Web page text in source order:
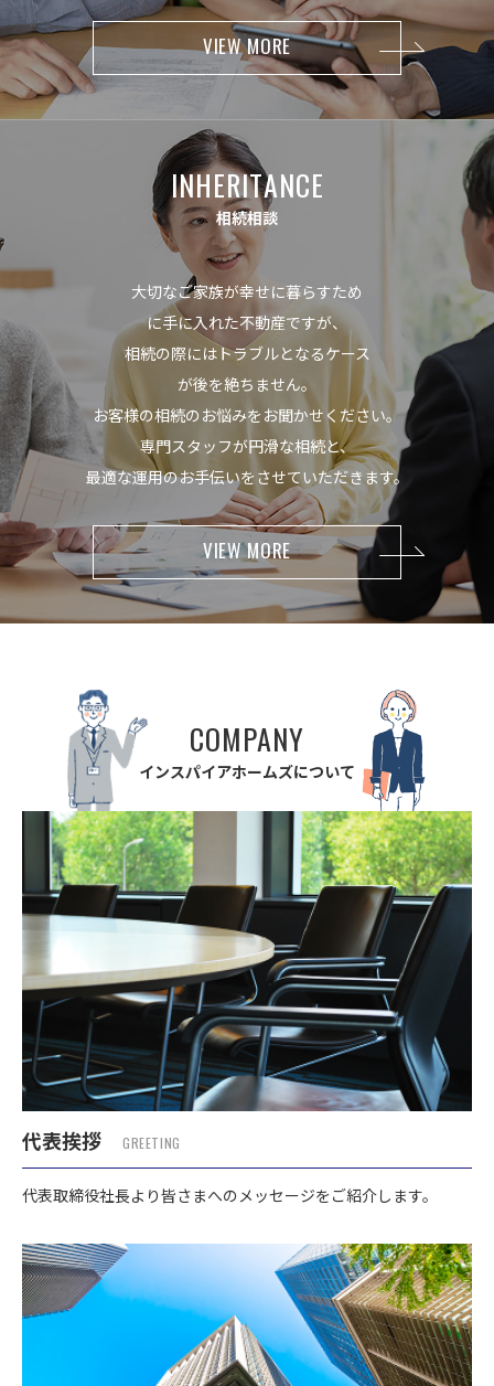
VIEW MORE
INHERITANCE
相続相談
大切なご家族が幸せに暮らすため
に手に入れた不動産ですが、
相続の際にはトラブルとなるケース
が後を絶ちません。
お客様の相続のお悩みをお聞かせください。
専門スタッフが円滑な相続と、
最適な運用のお手伝いをさせていただきます。
VIEW MORE
COMPANY
インスパイアホームズについて
代表挨拶 GREETING
代表取締役社長より皆さまへのメッセージをご紹介します。